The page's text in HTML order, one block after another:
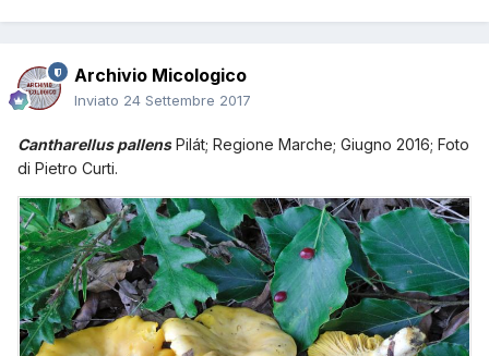
Archivio Micologico
Inviato 24 Settembre 2017
Cantharellus pallens Pilát; Regione Marche; Giugno 2016; Foto
di Pietro Curti.